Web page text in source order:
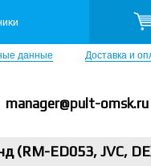
данные Доставка и
manager@pult-omsk.ru
(RM-ED053, JVC,